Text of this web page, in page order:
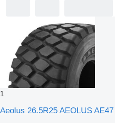
1
Aeolus 26.5R25 AEOLUS AE47